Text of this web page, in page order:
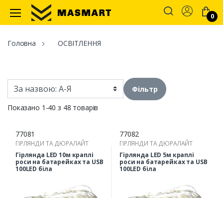
Masmart
Account
0
Головна ОСВІТЛЕННЯ
Фільтр
Показано 1-40 з 48 товарів
77081
ГІРЛЯНДИ ТА ДЮРАЛАЙТ
Гірлянда LED 10м краплі
роси на батарейках та USB
100LED біла
77082
ГІРЛЯНДИ ТА ДЮРАЛАЙТ
Гірлянда LED 5м краплі
роси на батарейках та USB
100LED біла